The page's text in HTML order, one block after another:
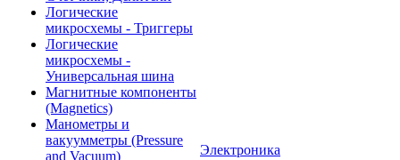
Логические
микросхемы - Триггеры
Логические
микросхемы -
Универсальная шина
Магнитные компоненты
(Magnetics)
Манометры и
вакуумметры (Pressure
and Vacuum)
Электроника